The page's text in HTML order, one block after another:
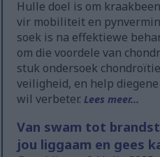
Hulle doel is om
vir mobiliteit en
soek is na effektiewe
om die voordele van
stuk ondersoek
veiligheid, en help
wil verbeter.Lees meer...
Van swam tot
jou liggaam en gees